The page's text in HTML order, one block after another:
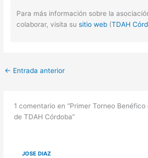
Para más información sobre la
colaborar, visita susitio web ​ (TDAH
← Entrada anterior
1 comentario en “Primer Torneo
de TDAH Córdoba”
JOSE DIAZ